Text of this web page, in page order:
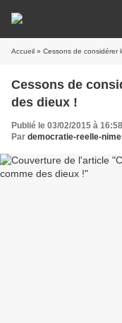
Accueil » Cessons de considérer
Cessons de
des dieux !
Publié le 03/02/2015 à 16:58
Par democratie-reelle-